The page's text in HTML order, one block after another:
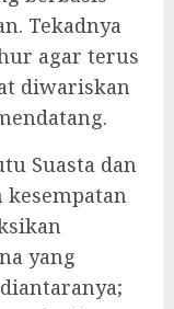
Tekadnya
agar terus
diwariskan
Suasta dan
kesempatan
yang